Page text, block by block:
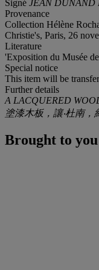
Signé JEAN DUNAND
Provenance
Collection Hélène
Christie's, Paris, 26
Literature
'Exposition du Musée
Special notice
This item will be
Further details
A LACQUERED
塗漆木板，讓‧杜南，
Brought to